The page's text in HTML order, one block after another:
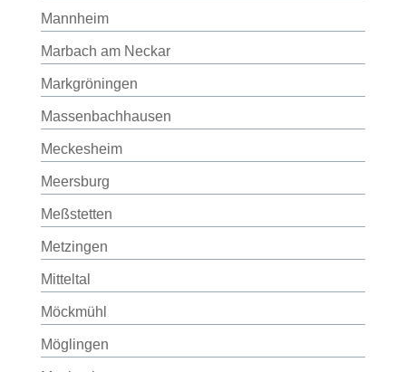
Mannheim
Marbach am Neckar
Markgröningen
Massenbachhausen
Meckesheim
Meersburg
Meßstetten
Metzingen
Mitteltal
Möckmühl
Möglingen